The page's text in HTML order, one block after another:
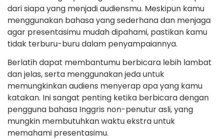
dari siapa yang menjadi audiensmu. Meskipun kamu
menggunakan bahasa yang sederhana dan menjaga
agar presentasimu mudah dipahami, pastikan kamu
tidak terburu-buru dalam penyampaiannya.
Berlatih dapat membantumu berbicara lebih lambat
dan jelas, serta menggunakan jeda untuk
memungkinkan audiens menyerap apa yang kamu
katakan. Ini sangat penting ketika berbicara dengan
pengguna bahasa Inggris non-penutur asli, yang
mungkin membutuhkan waktu ekstra untuk
memahami presentasimu.